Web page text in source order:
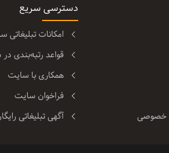
خصوصی
دسترسی سریع
امکانات تبلیغاتی
قواعد رتبه‌بندی
همکاری با سایت
فراخوان سایت
آگهی تبلیغاتی